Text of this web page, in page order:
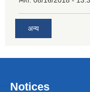
अन्य
Notices